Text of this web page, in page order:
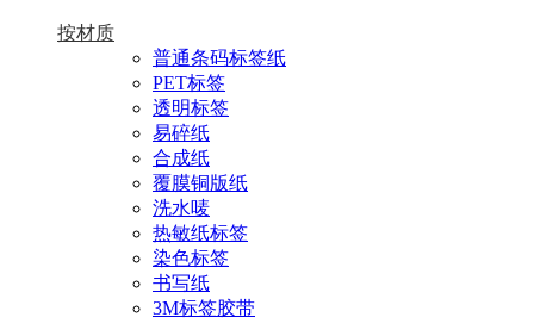
按材质
普通条码标签纸
PET标签
透明标签
易碎纸
合成纸
覆膜铜版纸
洗水唛
热敏纸标签
染色标签
书写纸
3M标签胶带